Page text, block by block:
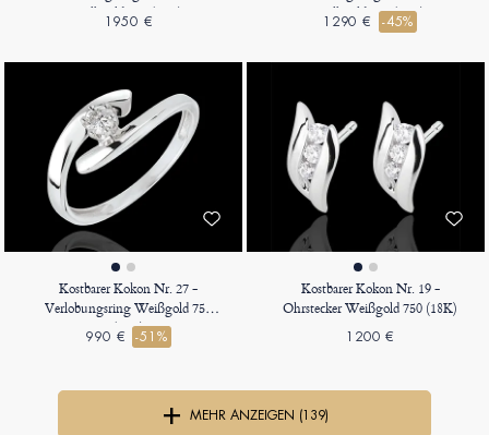
Gelbgold 750 (18K)
1950 €
Gelbgold 750 (18K)
1290 € -45%
Kostbarer Kokon Nr. 27 -
Verlobungsring Weißgold 750
(18K)
990 € -51%
Kostbarer Kokon Nr. 19 -
Ohrstecker Weißgold 750 (18K)
1200 €
MEHR ANZEIGEN (139)